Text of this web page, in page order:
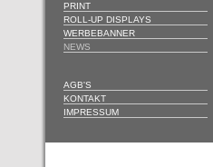
PRINT
ROLL-UP DISPLAYS
WERBEBANNER
NEWS
AGB'S
KONTAKT
IMPRESSUM